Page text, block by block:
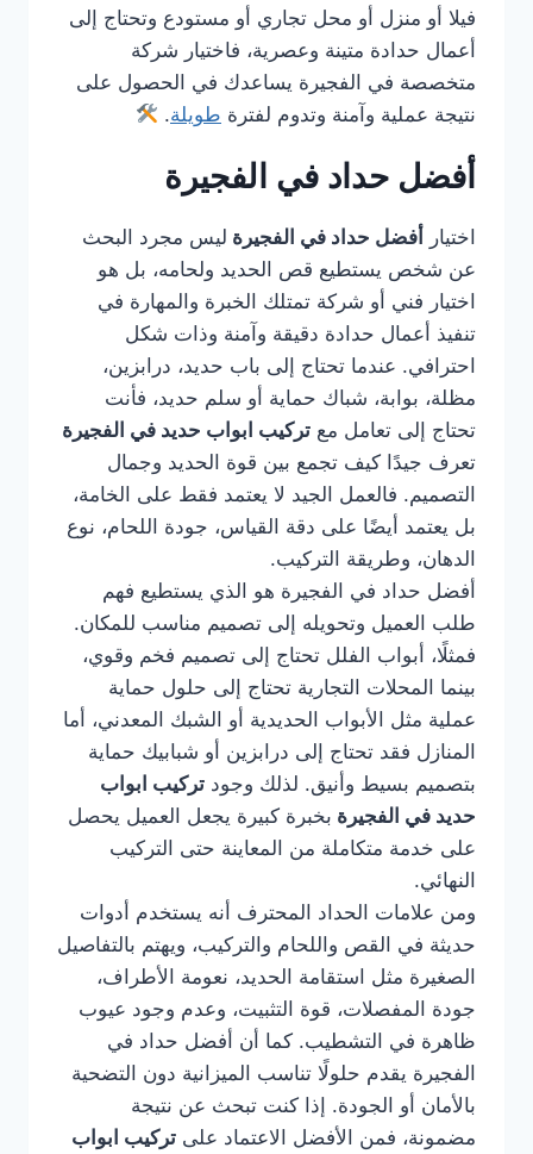
فيلا أو منزل أو محل تجاري أو مستودع وتحتاج إلى
أعمال حدادة متينة وعصرية، فاختيار شركة
متخصصة في الفجيرة يساعدك في الحصول على
نتيجة عملية وآمنة وتدوم لفترة طويلة.
أفضل حداد في الفجيرة
اختيار أفضل حداد في الفجيرة ليس مجرد البحث
عن شخص يستطيع قص الحديد ولحامه، بل هو
اختيار فني أو شركة تمتلك الخبرة والمهارة في
تنفيذ أعمال حدادة دقيقة وآمنة وذات شكل
احترافي. عندما تحتاج إلى باب حديد، درابزين،
مظلة، بوابة، شباك حماية أو سلم حديد، فأنت
تحتاج إلى تعامل مع تركيب ابواب حديد في الفجيرة
تعرف جيدًا كيف تجمع بين قوة الحديد وجمال
التصميم. فالعمل الجيد لا يعتمد فقط على الخامة،
بل يعتمد أيضًا على دقة القياس، جودة اللحام، نوع
الدهان، وطريقة التركيب.
أفضل حداد في الفجيرة هو الذي يستطيع فهم
طلب العميل وتحويله إلى تصميم مناسب للمكان.
فمثلًا، أبواب الفلل تحتاج إلى تصميم فخم وقوي،
بينما المحلات التجارية تحتاج إلى حلول حماية
عملية مثل الأبواب الحديدية أو الشبك المعدني، أما
المنازل فقد تحتاج إلى درابزين أو شبابيك حماية
بتصميم بسيط وأنيق. لذلك وجود تركيب ابواب
حديد في الفجيرة بخبرة كبيرة يجعل العميل يحصل
على خدمة متكاملة من المعاينة حتى التركيب
النهائي.
ومن علامات الحداد المحترف أنه يستخدم أدوات
حديثة في القص واللحام والتركيب، ويهتم بالتفاصيل
الصغيرة مثل استقامة الحديد، نعومة الأطراف،
جودة المفصلات، قوة التثبيت، وعدم وجود عيوب
ظاهرة في التشطيب. كما أن أفضل حداد في
الفجيرة يقدم حلولًا تناسب الميزانية دون التضحية
بالأمان أو الجودة. إذا كنت تبحث عن نتيجة
مضمونة، فمن الأفضل الاعتماد على تركيب ابواب